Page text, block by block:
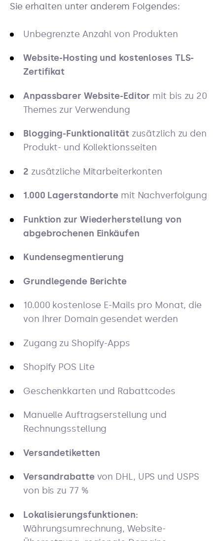
Sie erhalten unter anderem Folgendes:
Unbegrenzte Anzahl von Produkten
Website-Hosting und kostenloses TLS-
Zertifikat
Anpassbarer Website-Editor mit bis zu 20
Themes zur Verwendung
Blogging-Funktionalitätzusätzlich zu den
Produkt- und Kollektionsseiten
2 zusätzliche Mitarbeiterkonten
1.000 Lagerstandorte mit Nachverfolgung
Funktion zur Wiederherstellung von
abgebrochenen Einkäufen
Kundensegmentierung
Grundlegende Berichte
10.000 kostenlose E-Mails pro Monat, die
von Ihrer Domain gesendet werden
Zugang zu Shopify-Apps
Shopify POS Lite
Geschenkkarten und Rabattcodes
Manuelle Auftragserstellung und
Rechnungsstellung
Versandetiketten
Versandrabattevon DHL, UPS und USPS
von bis zu 77 %
Lokalisierungsfunktionen:
Währungsumrechnung, Website-